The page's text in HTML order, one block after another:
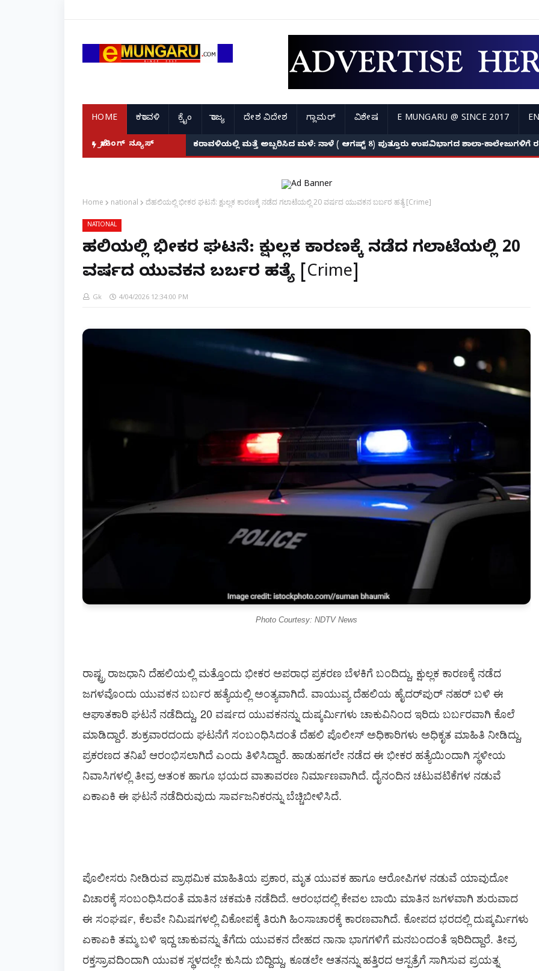
HOME ಕರಾವಳಿ ಕ್ರೈಂ ರಾಜ್ಯ ದೇಶ ವಿದೇಶ ಗ್ಲಾಮರ್ ವಿಶೇಷ E MUNGARU @ SINCE 2017
ಬ್ರೇಕಿಂಗ್ ನ್ಯೂಸ್ ಕರಾವಳಿಯಲ್ಲಿ ಮತ್ತೆ ಅಬ್ಬರಿಸಿದ ಮಳೆ: ನಾಳೆ ( ಆಗಷ್ಟ್ 8) ಪುತ್ತೂರು ಉಪವಿಭಾಗದ ಶಾಲಾ-
Home national ದೆಹಲಿಯಲ್ಲಿ ಭೀಕರ ಘಟನೆ: ಕ್ಷುಲ್ಲಕ ಕಾರಣಕ್ಕೆ ನಡೆದ ಗಲಾಟೆಯಲ್ಲಿ 20 ವರ್ಷದ ಯುವಕನ ಬರ್ಬರ ಹತ್ಯೆ [Crime]
NATIONAL
ದೆಹಲಿಯಲ್ಲಿ ಭೀಕರ ಘಟನೆ: ಕ್ಷುಲ್ಲಕ ಕಾರಣಕ್ಕೆ ನಡೆದ ಗಲಾಟೆಯಲ್ಲಿ 20
ವರ್ಷದ ಯುವಕನ ಬರ್ಬರ ಹತ್ಯೆ [Crime]
Gk 4/04/2026 12:34:00 PM
Photo Courtesy: NDTV News
ರಾಷ್ಟ್ರ ರಾಜಧಾನಿ ದೆಹಲಿಯಲ್ಲಿ ಮತ್ತೊಂದು ಭೀಕರ ಅಪರಾಧ ಪ್ರಕರಣ ಬೆಳಕಿಗೆ ಬಂದಿದ್ದು, ಕ್ಷುಲ್ಲಕ ಕಾರಣಕ್ಕೆ ನಡೆದ
ಜಗಳವೊಂದು ಯುವಕನ ಬರ್ಬರ ಹತ್ಯೆಯಲ್ಲಿ ಅಂತ್ಯವಾಗಿದೆ. ವಾಯುವ್ಯ ದೆಹಲಿಯ ಹೈದರ್‌ಪುರ್ ನಹರ್ ಬಳಿ ಈ
ಆಘಾತಕಾರಿ ಘಟನೆ ನಡೆದಿದ್ದು, 20 ವರ್ಷದ ಯುವಕನನ್ನು ದುಷ್ಕರ್ಮಿಗಳು ಚಾಕುವಿನಿಂದ ಇರಿದು ಬರ್ಬರವಾಗಿ ಕೊಲೆ
ಮಾಡಿದ್ದಾರೆ. ಶುಕ್ರವಾರದಂದು ಘಟನೆಗೆ ಸಂಬಂಧಿಸಿದಂತೆ ದೆಹಲಿ ಪೊಲೀಸ್ ಅಧಿಕಾರಿಗಳು ಅಧಿಕೃತ ಮಾಹಿತಿ ನೀಡಿದ್ದು,
ಪ್ರಕರಣದ ತನಿಖೆ ಆರಂಭಿಸಲಾಗಿದೆ ಎಂದು ತಿಳಿಸಿದ್ದಾರೆ. ಹಾಡುಹಗಲೇ ನಡೆದ ಈ ಭೀಕರ ಹತ್ಯೆಯಿಂದಾಗಿ ಸ್ಥಳೀಯ
ನಿವಾಸಿಗಳಲ್ಲಿ ತೀವ್ರ ಆತಂಕ ಹಾಗೂ ಭಯದ ವಾತಾವರಣ ನಿರ್ಮಾಣವಾಗಿದೆ. ದೈನಂದಿನ ಚಟುವಟಿಕೆಗಳ ನಡುವೆ
ಏಕಾಏಕಿ ಈ ಘಟನೆ ನಡೆದಿರುವುದು ಸಾರ್ವಜನಿಕರನ್ನು ಬೆಚ್ಚಿಬೀಳಿಸಿದೆ.
ಪೊಲೀಸರು ನೀಡಿರುವ ಪ್ರಾಥಮಿಕ ಮಾಹಿತಿಯ ಪ್ರಕಾರ, ಮೃತ ಯುವಕ ಹಾಗೂ ಆರೋಪಿಗಳ ನಡುವೆ ಯಾವುದೋ
ವಿಚಾರಕ್ಕೆ ಸಂಬಂಧಿಸಿದಂತೆ ಮಾತಿನ ಚಕಮಕಿ ನಡೆದಿದೆ. ಆರಂಭದಲ್ಲಿ ಕೇವಲ ಬಾಯಿ ಮಾತಿನ ಜಗಳವಾಗಿ ಶುರುವಾದ
ಈ ಸಂಘರ್ಷ, ಕೆಲವೇ ನಿಮಿಷಗಳಲ್ಲಿ ವಿಕೋಪಕ್ಕೆ ತಿರುಗಿ ಹಿಂಸಾಚಾರಕ್ಕೆ ಕಾರಣವಾಗಿದೆ. ಕೋಪದ ಭರದಲ್ಲಿ ದುಷ್ಕರ್ಮಿಗಳು
ಏಕಾಏಕಿ ತಮ್ಮ ಬಳಿ ಇದ್ದ ಚಾಕುವನ್ನು ತೆಗೆದು ಯುವಕನ ದೇಹದ ನಾನಾ ಭಾಗಗಳಿಗೆ ಮನಬಂದಂತೆ ಇರಿದಿದ್ದಾರೆ. ತೀವ್ರ
ರಕ್ತಸ್ರಾವದಿಂದಾಗಿ ಯುವಕ ಸ್ಥಳದಲ್ಲೇ ಕುಸಿದು ಬಿದ್ದಿದ್ದು, ಕೂಡಲೇ ಆತನನ್ನು ಹತ್ತಿರದ ಆಸ್ಪತ್ರೆಗೆ ಸಾಗಿಸುವ ಪ್ರಯತ್ನ